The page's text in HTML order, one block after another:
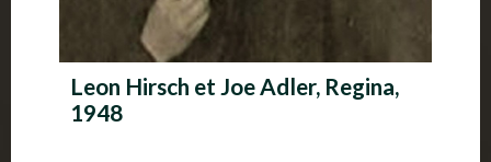
Leon Hirsch et Joe Adler, Regina,
1948